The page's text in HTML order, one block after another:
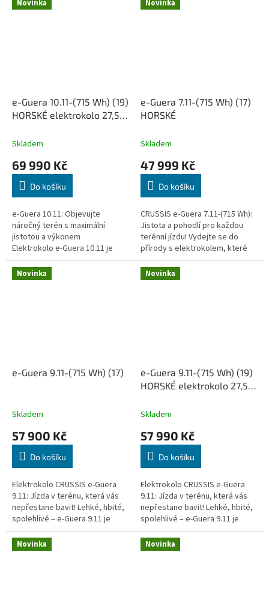
horském...
Novinka
e-Guera 10.11-(715 Wh) (19)
HORSKÉ elektrokolo 27,5",
Skladem
69 990 Kč
Do košíku
e-Guera 10.11: Objevujte
náročný terén s maximální
jistotou a výkonem
Elektrokolo e-Guera 10.11 je
určeno jezdcům, kteří hledají
adrenalin a svobodu v
horském...
Novinka
e-Guera 7.11-(715 Wh) (17)
HORSKÉ
Skladem
47 999 Kč
Do košíku
CRUSSIS e-Guera 7.11-(715 Wh):
Jistota a pohodlí pro každou
terénní jízdu! Vydejte se do
přírody s elektrokolem, které
spojuje sportovní výkon,
komfort a atraktivní design....
Novinka
e-Guera 9.11-(715 Wh) (17)
Skladem
57 900 Kč
Do košíku
Elektrokolo CRUSSIS e-Guera
9.11: Jízda v terénu, která vás
nepřestane bavit! Lehké, hbité,
spolehlivé – e-Guera 9.11 je
horské elektrokolo, navržené
pro jezdce,...
Novinka
e-Guera 9.11-(715 Wh) (19)
HORSKÉ elektrokolo 27,5",
Skladem
57 990 Kč
Do košíku
Elektrokolo CRUSSIS e-Guera
9.11: Jízda v terénu, která vás
nepřestane bavit! Lehké, hbité,
spolehlivé – e-Guera 9.11 je
horské elektrokolo, navržené
pro jezdce,...
Novinka Novinka